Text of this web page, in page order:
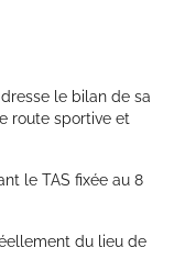
le bilan de sa
route sportive et
le TAS fixée au 8
du lieu de